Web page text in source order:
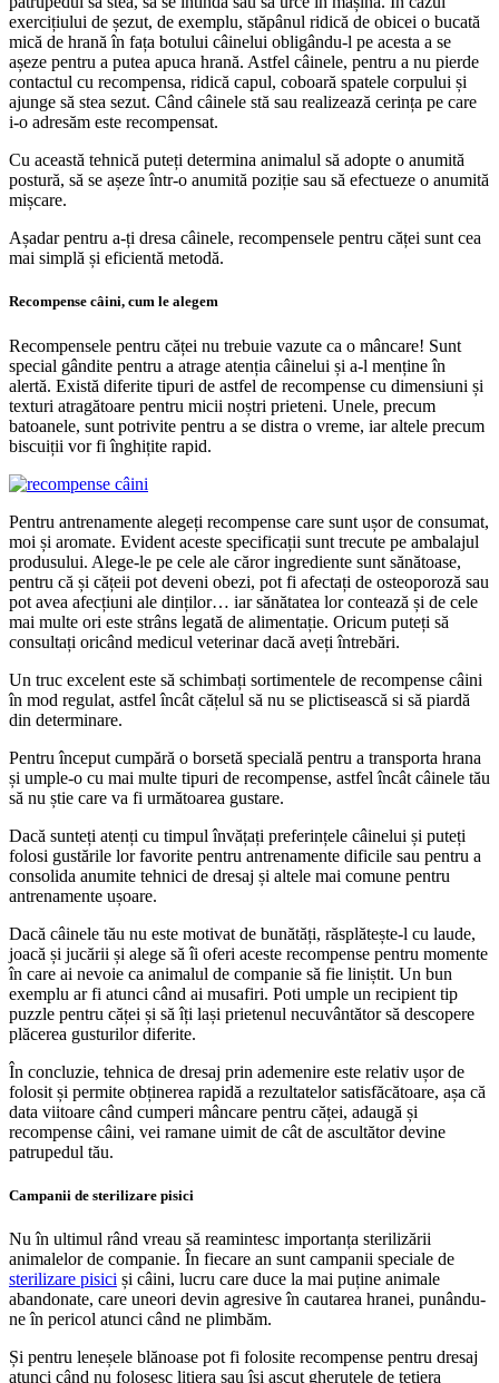
exercițiului de șezut, de exemplu, stăpânul ridică de obicei o bucată
mică de hrană în fața botului câinelui obligându-l pe acesta a se
așeze pentru a putea apuca hrană. Astfel câinele, pentru a nu pierde
contactul cu recompensa, ridică capul, coboară spatele corpului și
ajunge să stea sezut. Când câinele stă sau realizează cerința pe care
i-o adresăm este recompensat.
Cu această tehnică puteți determina animalul să adopte o anumită
postură, să se așeze într-o anumită poziție sau să efectueze o anumită
mișcare.
Așadar pentru a-ți dresa câinele, recompensele pentru căței sunt cea
mai simplă și eficientă metodă.
Recompense câini, cum le alegem
Recompensele pentru căței nu trebuie vazute ca o mâncare! Sunt
special gândite pentru a atrage atenția câinelui și a-l menține în
alertă. Există diferite tipuri de astfel de recompense cu dimensiuni și
texturi atragătoare pentru micii noștri prieteni. Unele, precum
batoanele, sunt potrivite pentru a se distra o vreme, iar altele precum
biscuiții vor fi înghițite rapid.
Pentru antrenamente alegeți recompense care sunt ușor de consumat,
moi și aromate. Evident aceste specificații sunt trecute pe ambalajul
produsului. Alege-le pe cele ale căror ingrediente sunt sănătoase,
pentru că și cățeii pot deveni obezi, pot fi afectați de osteoporoză sau
pot avea afecțiuni ale dinților… iar sănătatea lor contează și de cele
mai multe ori este strâns legată de alimentație. Oricum puteți să
consultați oricând medicul veterinar dacă aveți întrebări.
Un truc excelent este să schimbați sortimentele de recompense câini
în mod regulat, astfel încât cățelul să nu se plictisească si să piardă
din determinare.
Pentru început cumpără o borsetă specială pentru a transporta hrana
și umple-o cu mai multe tipuri de recompense, astfel încât câinele tău
să nu știe care va fi următoarea gustare.
Dacă sunteți atenți cu timpul învățați preferințele câinelui și puteți
folosi gustările lor favorite pentru antrenamente dificile sau pentru a
consolida anumite tehnici de dresaj și altele mai comune pentru
antrenamente ușoare.
Dacă câinele tău nu este motivat de bunătăți, răsplătește-l cu laude,
joacă și jucării și alege să îi oferi aceste recompense pentru momente
în care ai nevoie ca animalul de companie să fie liniștit. Un bun
exemplu ar fi atunci când ai musafiri. Poti umple un recipient tip
puzzle pentru căței și să îți lași prietenul necuvântător să descopere
plăcerea gusturilor diferite.
În concluzie, tehnica de dresaj prin ademenire este relativ ușor de
folosit și permite obținerea rapidă a rezultatelor satisfăcătoare, așa că
data viitoare când cumperi mâncare pentru căței, adaugă și
recompense câini, vei ramane uimit de cât de ascultător devine
patrupedul tău.
Campanii de sterilizare pisici
Nu în ultimul rând vreau să reamintesc importanța sterilizării
animalelor de companie. În fiecare an sunt campanii speciale de
sterilizare pisici și câini, lucru care duce la mai puține animale
abandonate, care uneori devin agresive în cautarea hranei, punându-
ne în pericol atunci când ne plimbăm.
Și pentru leneșele blănoase pot fi folosite recompense pentru dresaj
atunci când nu folosesc litiera sau își ascut gheruțele de tetiera